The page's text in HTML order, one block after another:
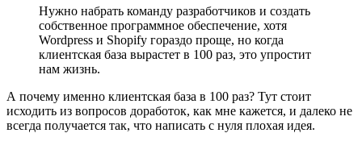
Нужно набрать команду разработчиков и создать
собственное программное обеспечение, хотя
Wordpress и Shopify гораздо проще, но когда
клиентская база вырастет в 100 раз, это упростит
нам жизнь.
А почему именно клиентская база в 100 раз? Тут стоит
исходить из вопросов доработок, как мне кажется, и далеко не
всегда получается так, что написать с нуля плохая идея.